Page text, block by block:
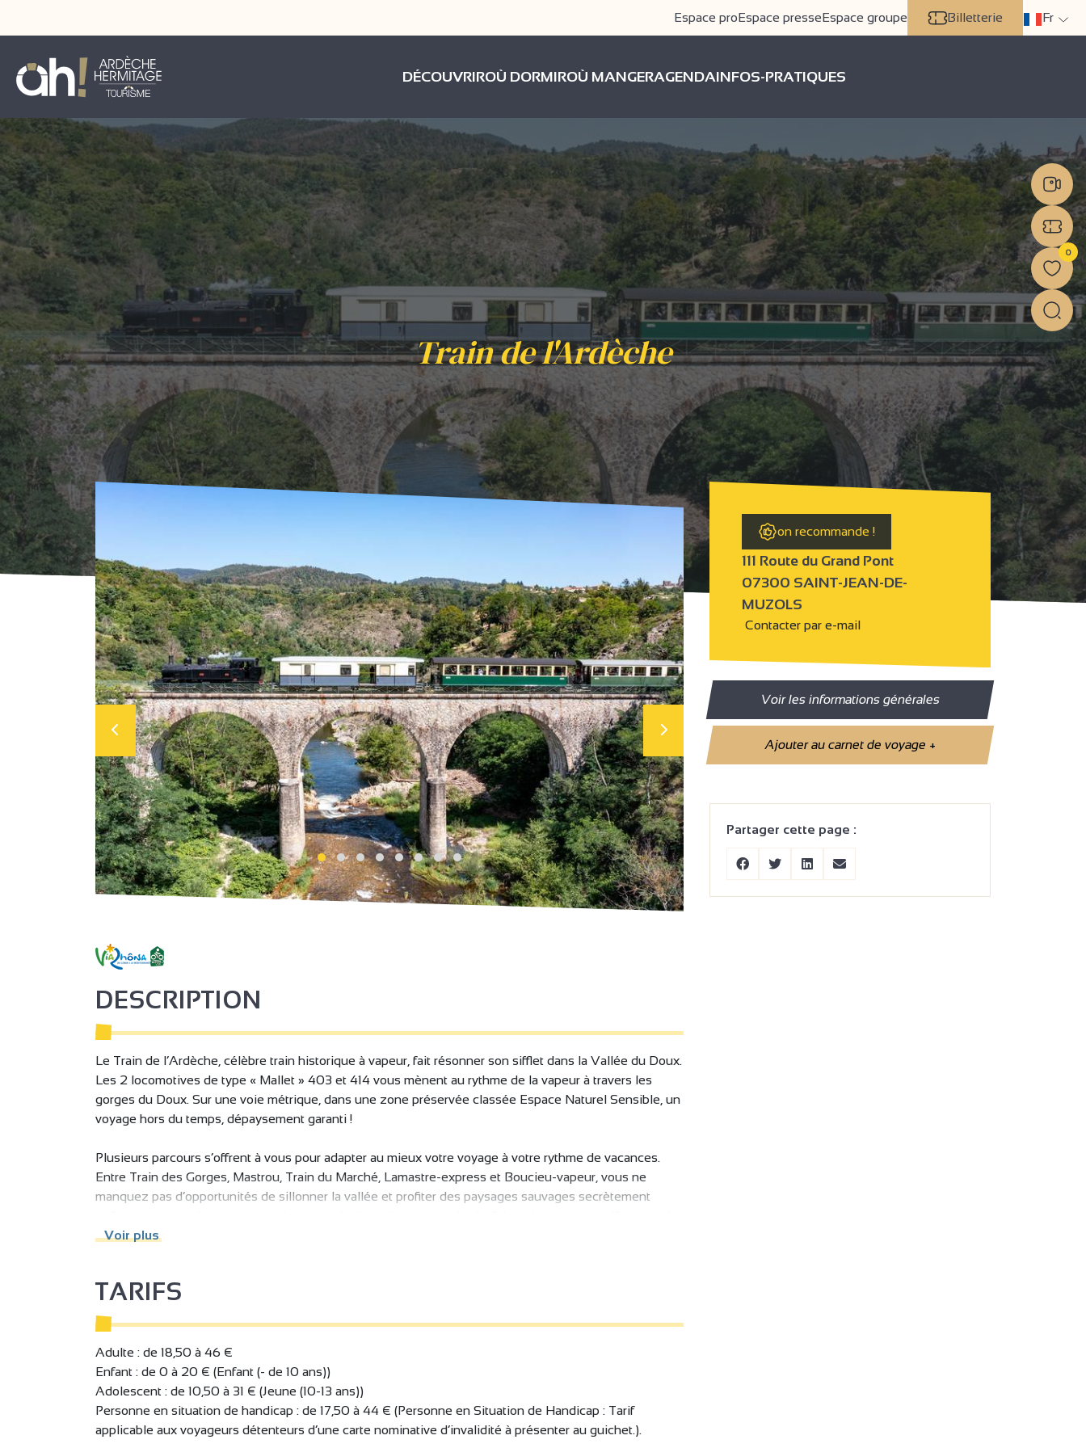
Espace proEspace presseEspace groupe Billetterie Fr
DÉCOUVRIROÙ DORMIROÙ MANGERAGENDAINFOS-PRATIQUES
Train de l'Ardèche
on recommande !
111 Route du Grand Pont
07300 SAINT-JEAN-DE-
MUZOLS
Contacter par e-mail
Voir les informations générales
Ajouter au carnet de voyage+
Partager cette page :
DESCRIPTION
Le Train de l’Ardèche, célèbre train historique à vapeur, fait résonner son sifflet dans la Vallée du Doux.
Les 2 locomotives de type « Mallet » 403 et 414 vous mènent au rythme de la vapeur à travers les
gorges du Doux. Sur une voie métrique, dans une zone préservée classée Espace Naturel Sensible, un
voyage hors du temps, dépaysement garanti !
Plusieurs parcours s’offrent à vous pour adapter au mieux votre voyage à votre rythme de vacances.
Entre Train des Gorges, Mastrou, Train du Marché, Lamastre-express et Boucieu-vapeur, vous ne
manquez pas d’opportunités de sillonner la vallée et profiter des paysages sauvages secrètement
chemin de fer du Vivarais et du Train de l’Ardèche appelé affectueusement par les locaux « Lou
A vous les secrets de la célèbre chaudière tubulaire exposée dans la halle musée, inventée par un
génie bien de chez nous, l’Ardéchois Marc Seguin ! Vous y retrouvez également quelques pièces
d’exception : Collections de lanternes ferroviaires, voiture salon inscrites aux monuments historiques...
Sans oublier l’histoire du chemin de fer qui nous replonge dans cette formidable aventure humaine.
Petits et grands re régaleront.
Le Viv’Arrêt est d’ailleurs installé aux portes du musée pour une pause restauration, rafraichissement.
Quel plaisir de déguster une glace artisanale à l’ombre des glycines tout en assistant au ballet des
locomotives.
Voir plus
TARIFS
Adulte : de 18,50 à 46 €
Enfant : de 0 à 20 € (Enfant (- de 10 ans))
Adolescent : de 10,50 à 31 € (Jeune (10-13 ans))
Personne en situation de handicap : de 17,50 à 44 € (Personne en Situation de Handicap : Tarif
applicable aux voyageurs détenteurs d’une carte nominative d’invalidité à présenter au guichet.).
0